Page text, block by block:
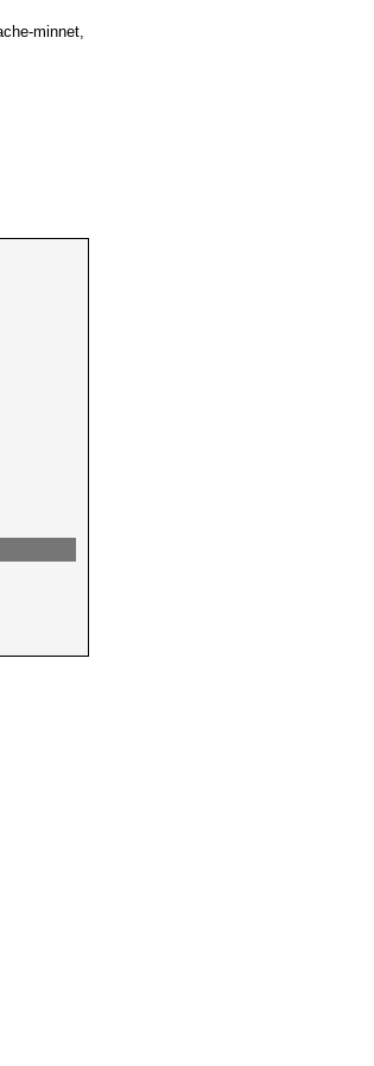
minnet,